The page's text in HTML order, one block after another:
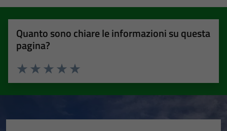
Quanto sono chiare le informazioni su questa
pagina?
Valuta 5 stelle su 5
Valuta 4 stelle su 5
Valuta 3 stelle su 5
Valuta 2 stelle su 5
Valuta 1 stelle su 5